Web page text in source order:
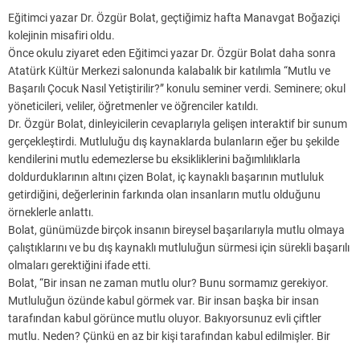
Eğitimci yazar Dr. Özgür Bolat, geçtiğimiz hafta Manavgat Boğaziçi
kolejinin misafiri oldu.
Önce okulu ziyaret eden Eğitimci yazar Dr. Özgür Bolat daha sonra
Atatürk Kültür Merkezi salonunda kalabalık bir katılımla “Mutlu ve
Başarılı Çocuk Nasıl Yetiştirilir?” konulu seminer verdi. Seminere; okul
yöneticileri, veliler, öğretmenler ve öğrenciler katıldı.
Dr. Özgür Bolat, dinleyicilerin cevaplarıyla gelişen interaktif bir sunum
gerçekleştirdi. Mutluluğu dış kaynaklarda bulanların eğer bu şekilde
kendilerini mutlu edemezlerse bu eksikliklerini bağımlılıklarla
doldurduklarının altını çizen Bolat, iç kaynaklı başarının mutluluk
getirdiğini, değerlerinin farkında olan insanların mutlu olduğunu
örneklerle anlattı.
Bolat, günümüzde birçok insanın bireysel başarılarıyla mutlu olmaya
çalıştıklarını ve bu dış kaynaklı mutluluğun sürmesi için sürekli başarılı
olmaları gerektiğini ifade etti.
Bolat, “Bir insan ne zaman mutlu olur? Bunu sormamız gerekiyor.
Mutluluğun özünde kabul görmek var. Bir insan başka bir insan
tarafından kabul görünce mutlu oluyor. Bakıyorsunuz evli çiftler
mutlu. Neden? Çünkü en az bir kişi tarafından kabul edilmişler. Bir